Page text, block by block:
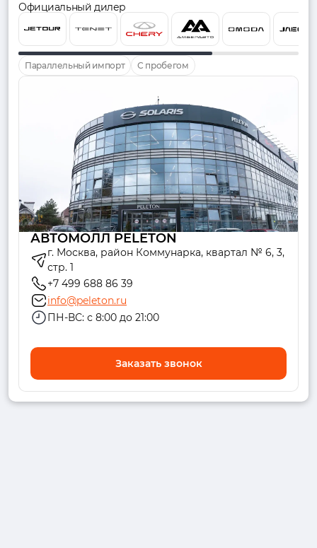
Официальный дилер
Параллельный импорт С пробегом
АВТОМОЛЛ PELETON
г. Москва, район Коммунарка, квартал № 6, 3,
стр. 1
+7 499 688 86 39
info@peleton.ru
ПН-ВС: с 8:00 до 21:00
Заказать звонок